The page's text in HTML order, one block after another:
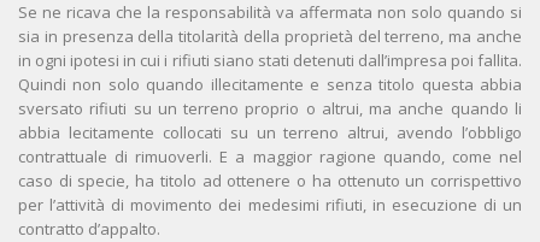
Se ne ricava che la responsabilità va affermata non solo quando si
sia in presenza della titolarità della proprietà del terreno, ma anche
in ogni ipotesi in cui i rifiuti siano stati detenuti dall’impresa poi fallita.
Quindi non solo quando illecitamente e senza titolo questa abbia
sversato rifiuti su un terreno proprio o altrui, ma anche quando li
abbia lecitamente collocati su un terreno altrui, avendo l’obbligo
contrattuale di rimuoverli. E a maggior ragione quando, come nel
caso di specie, ha titolo ad ottenere o ha ottenuto un corrispettivo
per l’attività di movimento dei medesimi rifiuti, in esecuzione di un
contratto d’appalto.